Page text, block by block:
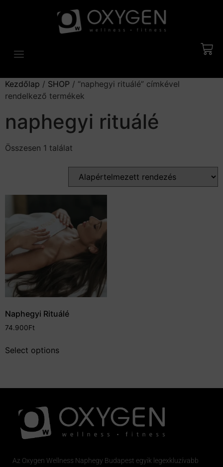
Kezdőlap / SHOP / “naphegyi rituálé” címkével
rendelkező termékek
naphegyi rituálé
Összesen 1 találat
Naphegyi Rituálé
74.900Ft
Select options
Az Oxygen Wellness Naphegy Budapest egyik legexkluzívabb